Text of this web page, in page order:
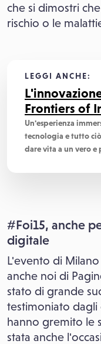
che si dimostri
rischio o le
LEGGI ANCHE:
Frontiers of
Un'esperienza
tecnologia e tutto
dare vita a un vero
#Foi15, anche
digitale
L'evento di
anche noi di
stato di grande
testimoniato
hanno gremito le
stata anche